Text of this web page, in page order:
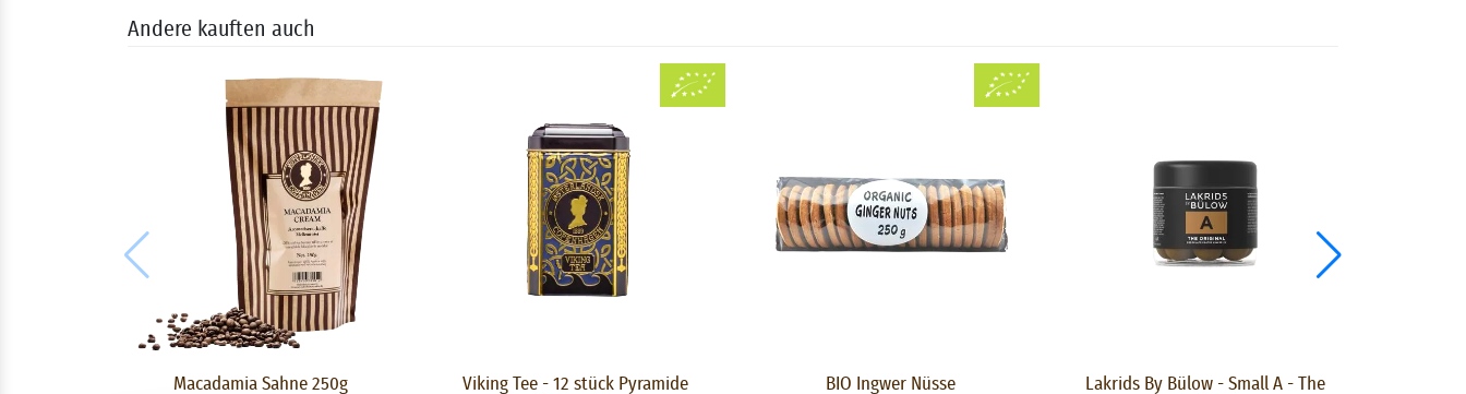
Andere kauften auch
Macadamia Sahne 250g
Viking Tee - 12 stück Pyramide
BIO Ingwer Nüsse
Lakrids By Bülow - Small A - The